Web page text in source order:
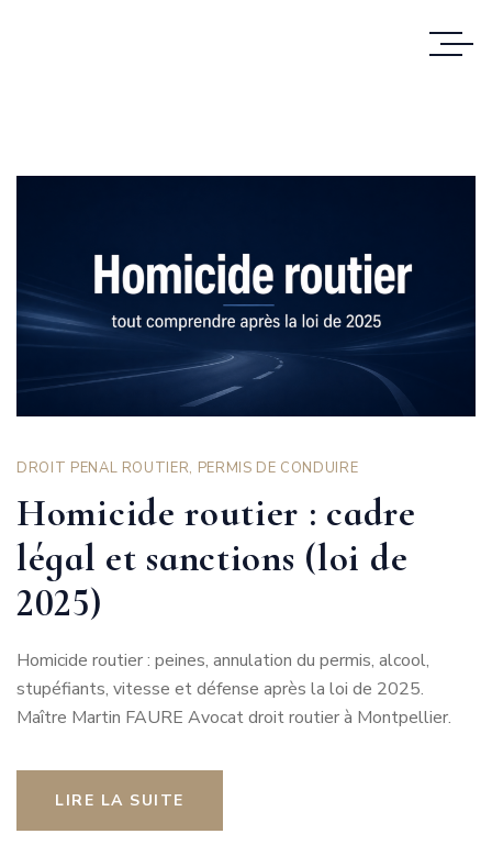
DROIT PENAL ROUTIER, PERMIS DE CONDUIRE
Homicide routier : cadre
légal et sanctions (loi de
2025)
Homicide routier : peines, annulation du permis, alcool,
stupéfiants, vitesse et défense après la loi de 2025.
Maître Martin FAURE Avocat droit routier à Montpellier.
LIRE LA SUITE